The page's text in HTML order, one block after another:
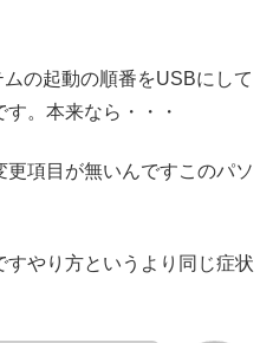
の起動の順番をUSBにして
。本来なら・・・
項目が無いんですこのパソ
やり方というより同じ症状